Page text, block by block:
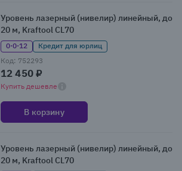
Уровень лазерный (нивелир) линейный, до
20 м, Kraftool CL70
0·0·12
Кредит для юрлиц
Код: 752293
12 450 ₽
Купить дешевле
В корзину
Уровень лазерный (нивелир) линейный, до
20 м, Kraftool CL70